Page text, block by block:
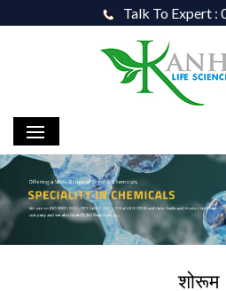
Talk To Expert :
शोरूम